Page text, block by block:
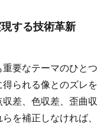
する技術革新
要なテーマのひとつ
られる像とのズレを
差、色収差、歪曲収
を補正しなければ、